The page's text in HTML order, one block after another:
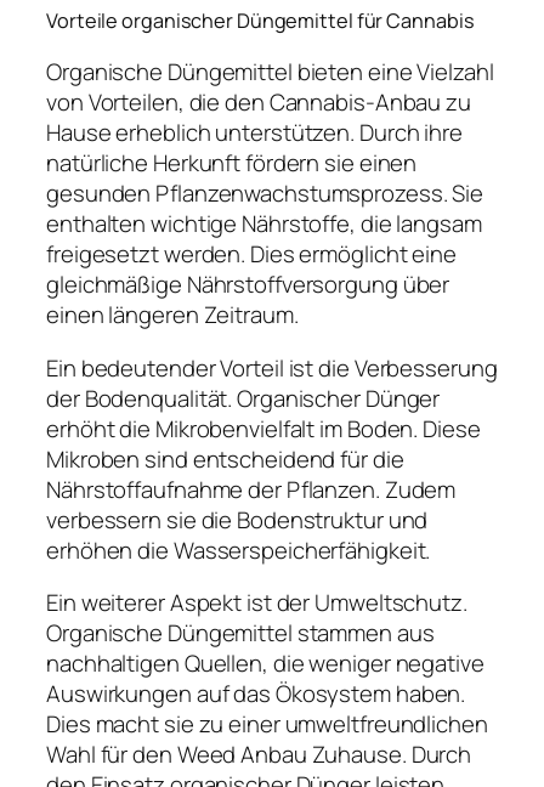
Vorteile organischer Düngemittel für Cannabis
Organische Düngemittel bieten eine Vielzahl
von Vorteilen, die den Cannabis-Anbau zu
Hause erheblich unterstützen. Durch ihre
natürliche Herkunft fördern sie einen
gesunden Pflanzenwachstumsprozess. Sie
enthalten wichtige Nährstoffe, die langsam
freigesetzt werden. Dies ermöglicht eine
gleichmäßige Nährstoffversorgung über
einen längeren Zeitraum.
Ein bedeutender Vorteil ist die Verbesserung
der Bodenqualität. Organischer Dünger
erhöht die Mikrobenvielfalt im Boden. Diese
Mikroben sind entscheidend für die
Nährstoffaufnahme der Pflanzen. Zudem
verbessern sie die Bodenstruktur und
erhöhen die Wasserspeicherfähigkeit.
Ein weiterer Aspekt ist der Umweltschutz.
Organische Düngemittel stammen aus
nachhaltigen Quellen, die weniger negative
Auswirkungen auf das Ökosystem haben.
Dies macht sie zu einer umweltfreundlichen
Wahl für den Weed Anbau Zuhause. Durch